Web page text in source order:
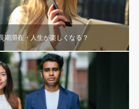
期滞在・人生が楽しくなる？